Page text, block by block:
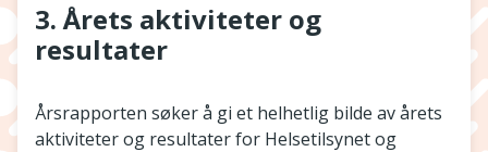
3. Årets aktiviteter og
resultater
Årsrapporten søker å gi et helhetlig bilde av årets
aktiviteter og resultater for Helsetilsynet og